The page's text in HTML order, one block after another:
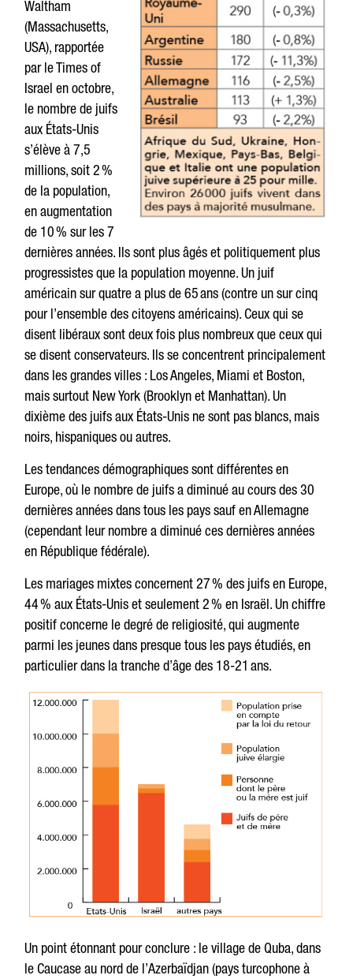
Waltham
(Massachusetts,
USA), rapportée
par le Times of
Israel en octobre,
le nombre de juifs
aux États-Unis
s’élève à 7,5
millions, soit 2 %
de la population,
en augmentation
de 10 % sur les 7
dernières années. Ils sont plus âgés et politiquement plus
progressistes que la population moyenne. Un juif
américain sur quatre a plus de 65 ans (contre un sur cinq
pour l’ensemble des citoyens américains). Ceux qui se
disent libéraux sont deux fois plus nombreux que ceux qui
se disent conservateurs. Ils se concentrent principalement
dans les grandes villes : Los Angeles, Miami et Boston,
mais surtout New York (Brooklyn et Manhattan). Un
dixième des juifs aux États-Unis ne sont pas blancs, mais
noirs, hispaniques ou autres.
Les tendances démographiques sont différentes en
Europe, où le nombre de juifs a diminué au cours des 30
dernières années dans tous les pays sauf en Allemagne
(cependant leur nombre a diminué ces dernières années
en République fédérale).
Les mariages mixtes concernent 27 % des juifs en Europe,
44 % aux États-Unis et seulement 2 % en Israël. Un chiffre
positif concerne le degré de religiosité, qui augmente
parmi les jeunes dans presque tous les pays étudiés, en
particulier dans la tranche d’âge des 18-21 ans.
Un point étonnant pour conclure : le village de Quba, dans
le Caucase au nord de l’Azerbaïdjan (pays turcophone à